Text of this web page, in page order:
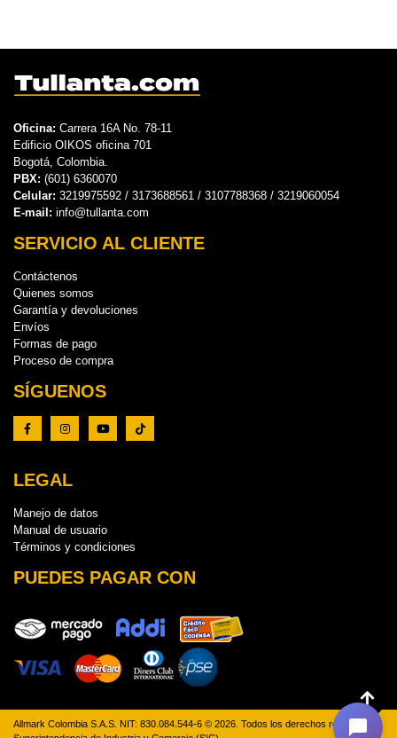
Oficina: Carrera 16A No. 78-11
Edificio OIKOS oficina 701
Bogotá, Colombia.
PBX: (601) 6360070
Celular: 3219975592 / 3173688561 / 3107788368 / 3219060054
E-mail: info@tullanta.com
SERVICIO AL CLIENTE
Contáctenos
Quienes somos
Garantía y devoluciones
Envíos
Formas de pago
Proceso de compra
SÍGUENOS
LEGAL
Manejo de datos
Manual de usuario
Términos y condiciones
PUEDES PAGAR CON
Allmark Colombia S.A.S. NIT: 830.084.544-6 © 2026. Todos los derechos reservados